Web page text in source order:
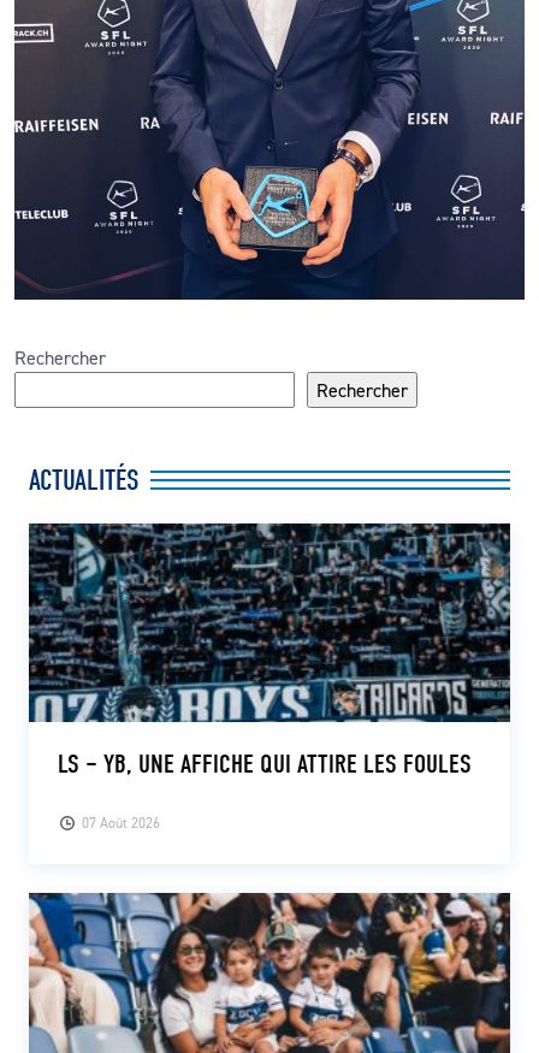
Rechercher
Rechercher
ACTUALITÉS
07 Août 2026
LS – YB, UNE AFFICHE QUI ATTIRE LES FOULES